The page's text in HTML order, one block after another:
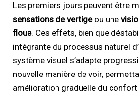
Les premiers jours peuvent être
sensations de vertigeou une
floue. Ces effets, bien que
intégrante du processus naturel
système visuel s’adapte
nouvelle manière de voir,
amélioration graduelle du confort